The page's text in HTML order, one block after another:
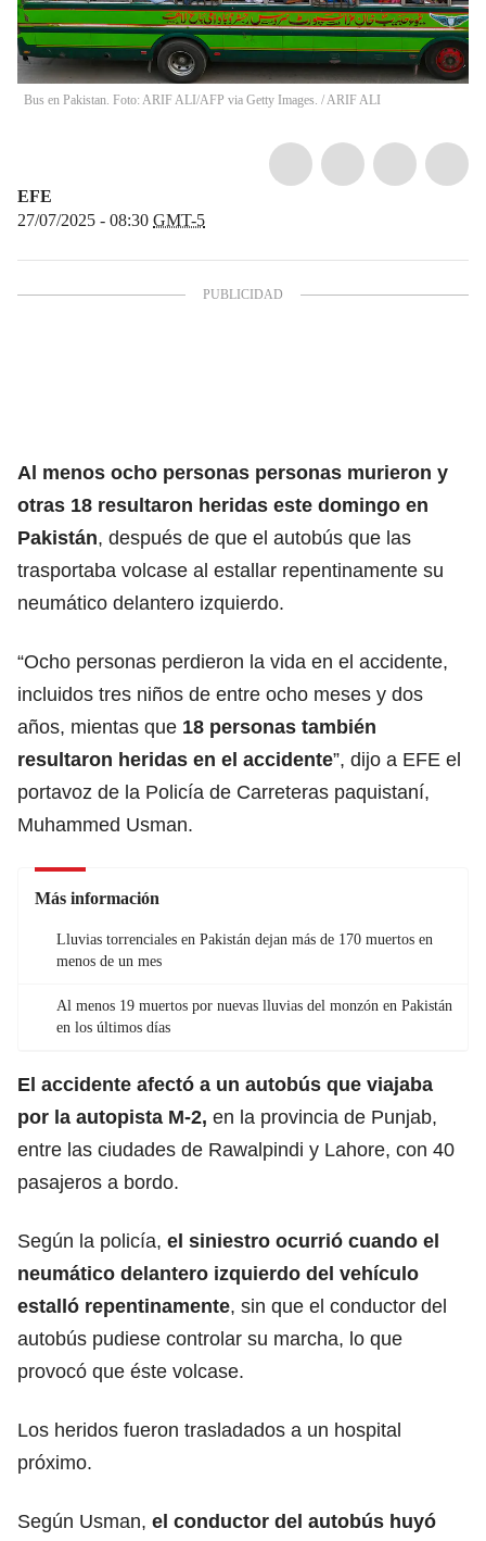
Bus en Pakistan. Foto: ARIF ALI/AFP via Getty Images. /ARIF ALI
EFE
27/07/2025 - 08:30 GMT-5
Al menos ocho personas personas murieron y
otras 18 resultaron heridas este domingo en
Pakistán, después de que el autobús que las
trasportaba volcase al estallar repentinamente su
neumático delantero izquierdo.
“Ocho personas perdieron la vida en el accidente,
incluidos tres niños de entre ocho meses y dos
años, mientas que 18 personas también
resultaron heridas en el accidente”, dijo a EFE el
portavoz de la Policía de Carreteras paquistaní,
Muhammed Usman.
Más información
Lluvias torrenciales en Pakistán dejan más de 170 muertos en
menos de un mes
Al menos 19 muertos por nuevas lluvias del monzón en Pakistán
en los últimos días
El accidente afectó a un autobús que viajaba
por la autopista M-2, en la provincia de Punjab,
entre las ciudades de Rawalpindi y Lahore, con 40
pasajeros a bordo.
Según la policía, el siniestro ocurrió cuando el
neumático delantero izquierdo del vehículo
estalló repentinamente, sin que el conductor del
autobús pudiese controlar su marcha, lo que
provocó que éste volcase.
Los heridos fueron trasladados a un hospital
próximo.
Según Usman, el conductor del autobús huyó